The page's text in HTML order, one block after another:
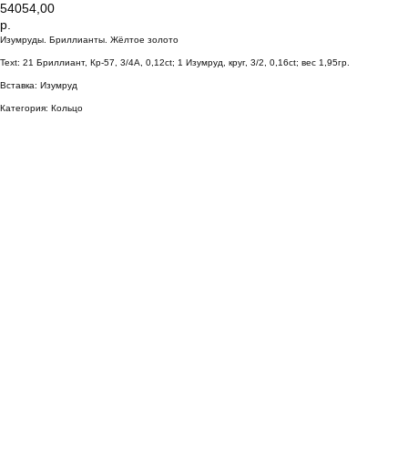
54054,00
р.
Изумруды. Бриллианты. Жёлтое золото
Text: 21 Бриллиант, Кр-57, 3/4А, 0,12ct; 1 Изумруд, круг, 3/2, 0,16ct; вес 1,95гр.
Вставка: Изумруд
Категория: Кольцо